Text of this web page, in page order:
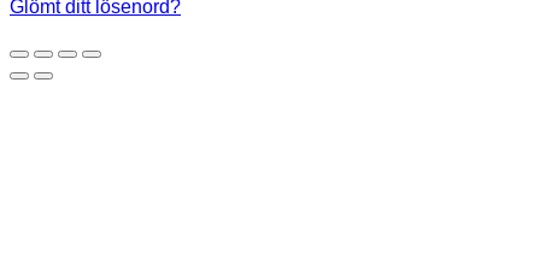
Glömt ditt lösenord?